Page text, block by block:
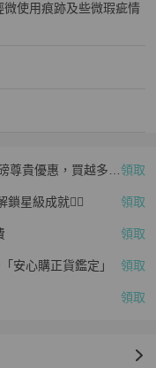
使用痕跡及些微瑕疵情
尊貴優惠，買越多、 領取
星級成就👆🏻 領取
領取
安心購正貨鑑定」 領取
領取